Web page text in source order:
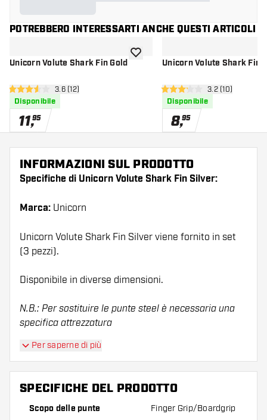
POTREBBERO INTERESSARTI ANCHE QUESTI ARTICOLI
Unicorn Volute Shark Fin Gold
apri pannello recensioni
3.6 stelle di valutazione
3.6 (12)
Disponibile
11,95
aggiungi alla lista dei desideri
Unicorn Volute Shark Fin
apri pannello
3.2 stelle di valutazione
3.2 (10)
Disponibile
8,95
INFORMAZIONI SUL PRODOTTO
Specifiche di Unicorn Volute Shark Fin Silver:
Marca: Unicorn
Unicorn Volute Shark Fin Silver viene fornito in set
(3 pezzi).
Disponibile in diverse dimensioni.
N.B.: Per sostituire le punte steel è necessaria una
specifica attrezzatura
Per saperne di più
SPECIFICHE DEL PRODOTTO
Scopo delle punte Finger Grip/Boardgrip